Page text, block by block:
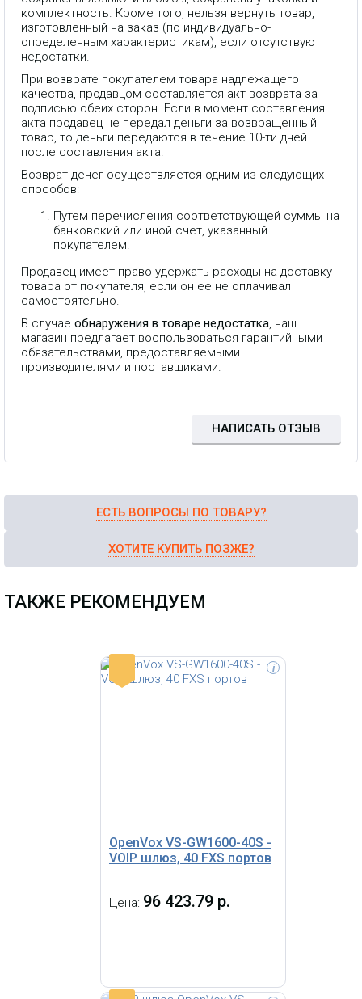
комплектность. Кроме того, нельзя вернуть товар,
изготовленный на заказ (по индивидуально-
определенным характеристикам), если отсутствуют
недостатки.
При возврате покупателем товара надлежащего
качества, продавцом составляется акт возврата за
подписью обеих сторон. Если в момент составления
акта продавец не передал деньги за возвращенный
товар, то деньги передаются в течение 10-ти дней
после составления акта.
Возврат денег осуществляется одним из следующих
способов:
Путем перечисления соответствующей суммы на
банковский или иной счет, указанный
покупателем.
Продавец имеет право удержать расходы на доставку
товара от покупателя, если он ее не оплачивал
самостоятельно.
В случае обнаружения в товаре недостатка , наш
магазин предлагает воспользоваться гарантийными
обязательствами, предоставляемыми
производителями и поставщиками.
НАПИСАТЬ ОТЗЫВ
ЕСТЬ ВОПРОСЫ ПО ТОВАРУ?
ХОТИТЕ КУПИТЬ ПОЗЖЕ?
ТАКЖЕ РЕКОМЕНДУЕМ
OpenVox VS-GW1600-40S -
VOIP шлюз, 40 FXS портов
Цена: 96 423.79 р.
i
40 FXS портов. Возможность
установки GSM модулей VS-
Привлекательная цена и
превосходное качество. «Горячая»
замена модулей. Совместимость